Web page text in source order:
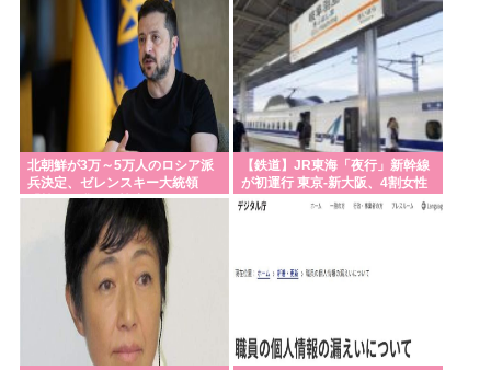
ブリトーの価格め
北朝鮮が3万～5万人のロシア派
兵決定、ゼレンスキー大統領
「韓国が我々に協力すべき」！
【鉄道】JR東海「夜行」新幹線
が初運行 東京-新大阪、4割女性